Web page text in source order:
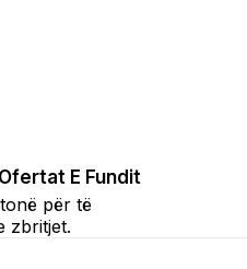
E Fundit
për të
zbritjet.